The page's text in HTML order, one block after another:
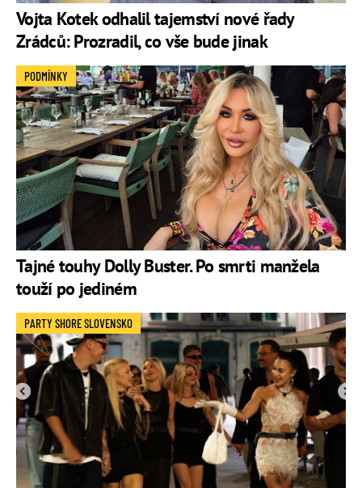
Vojta Kotek odhalil tajemství nové řady
Zrádců: Prozradil, co vše bude jinak
Tajné touhy Dolly Buster. Po smrti manžela
touží po jediném
PODMÍNKY
PARTY SHORE SLOVENSKO